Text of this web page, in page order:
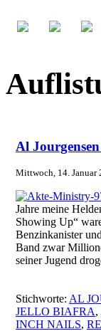
Al
Mittwoch, 14. Januar
Jahre meine
Showing Up“
Benzinkanister
Band zwar
seiner Jugend
Stichworte: AL
JELLO BIAFRA,
INCH NAILS,